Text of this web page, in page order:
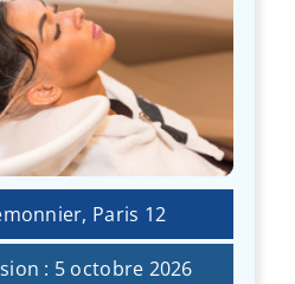
Paris 12
: 5 octobre 2026